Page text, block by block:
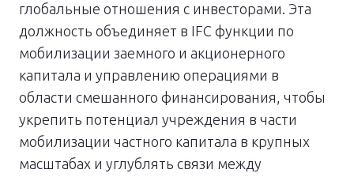
глобальные отношения с инвесторами. Эта
должность объединяет в IFC функции по
мобилизации заемного и акционерного
капитала и управлению операциями в
области смешанного финансирования, чтобы
укрепить потенциал учреждения в части
мобилизации частного капитала в крупных
масштабах и углублять связи между